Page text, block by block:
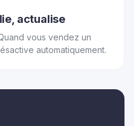
actualise
vous vendez un
automatiquement.